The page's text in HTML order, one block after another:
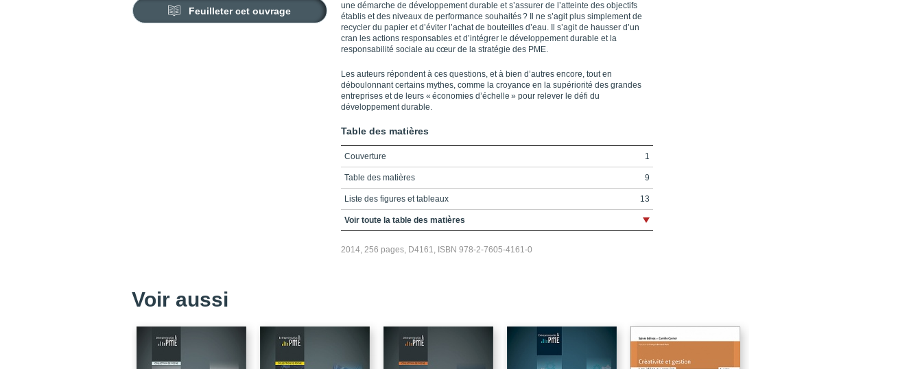
Feuilleter cet ouvrage
une démarche de développement durable et s’assurer de l’atteinte des objectifs
établis et des niveaux de performance souhaités ?
Il ne s’agit plus simplement de
recycler du papier et d’éviter l’achat de bouteilles d’eau. Il s’agit de hausser d’un
cran les actions responsables et d’intégrer le développement durable et la
responsabilité sociale au cœur de la stratégie des PME.
Les auteurs répondent à ces questions, et à bien d’autres encore, tout en
déboulonnant certains mythes, comme la croyance en la supériorité des grandes
entreprises et de leurs « économies d’échelle » pour relever le défi du
développement durable.
Table des matières
Couverture 1
Table des matières 9
Liste des figures et tableaux 13
Introduction – François Labelle, Marie-France Turcotte et Chantal
Hervieux
15
Bibliographie
Bibliographie 54
Chapitre 2 – Développement durable et PME (Josée St-Pierre, Camille
Voir toute la table des matières
2014, 256 pages, D4161, ISBN 978-2-7605-4161-0
Voir aussi